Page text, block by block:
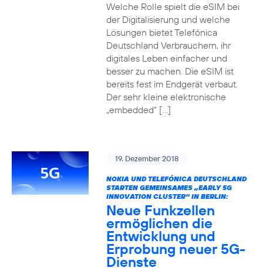
Welche Rolle spielt die eSIM bei
der Digitalisierung und welche
Lösungen bietet Telefónica
Deutschland Verbrauchern, ihr
digitales Leben einfacher und
besser zu machen. Die eSIM ist
bereits fest im Endgerät verbaut.
Der sehr kleine elektronische
„embedded“ […]
19. Dezember 2018
NOKIA UND TELEFÓNICA DEUTSCHLAND
STARTEN GEMEINSAMES „EARLY 5G
INNOVATION CLUSTER“ IN BERLIN:
Neue Funkzellen
ermöglichen die
Entwicklung und
Erprobung neuer 5G-
Dienste